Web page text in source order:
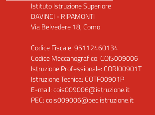
Istituto Istruzione Superiore
DAVINCI - RIPAMONTI
Via Belvedere 18, Como
Codice Fiscale: 95112460134
Codice Meccanografico: COIS009006
Istruzione Professionale: CORI00901T
Istruzione Tecnica: COTF00901P
E-mail: cois009006@istruzione.it
PEC: cois009006@pec.istruzione.it